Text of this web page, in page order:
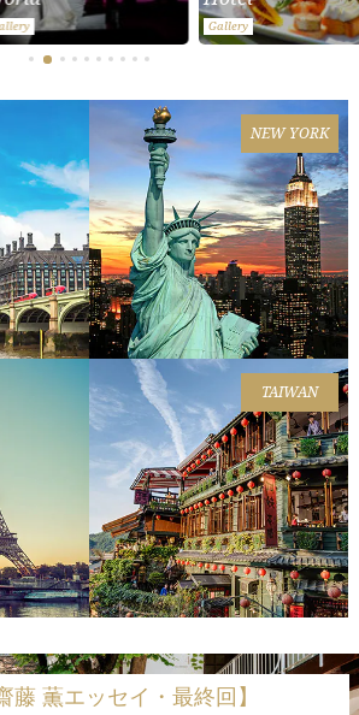
Gallery
NEW YORK
TAIWAN
藤 薫エッセイ・最終回】